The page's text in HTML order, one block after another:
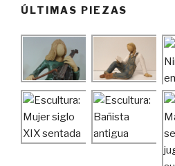
ÚLTIMAS PIEZAS